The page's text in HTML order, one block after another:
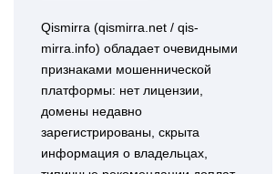
Qismirra (qismirra.net / qis-
mirra.info) обладает очевидными
признаками мошеннической
платформы: нет лицензии,
домены недавно
зарегистрированы, скрыта
информация о владельцах,